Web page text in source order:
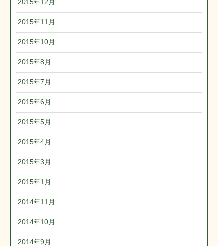
2015年12月
2015年11月
2015年10月
2015年8月
2015年7月
2015年6月
2015年5月
2015年4月
2015年3月
2015年1月
2014年11月
2014年10月
2014年9月